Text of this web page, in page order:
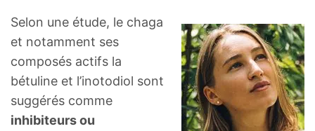
Selon une étude, le chaga
et notamment ses
composés actifs la
bétuline et l’inotodiol sont
suggérés comme
inhibiteurs ou